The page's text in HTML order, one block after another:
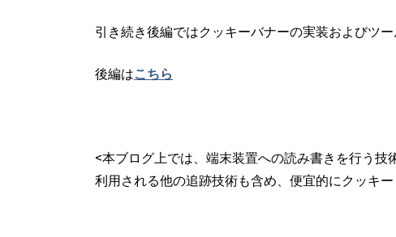
引き続き後編ではクッキーバナーの実装およびツ
後編はこちら
<本ブログ上では、端末装置への読み書きを行う
利用される他の追跡技術も含め、便宜的にクッキ